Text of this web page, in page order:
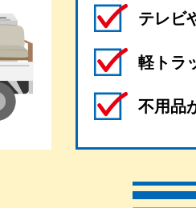
テレビ
軽トラ
不用品